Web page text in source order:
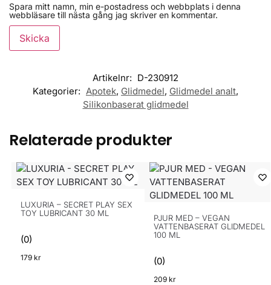
Spara mitt namn, min e-postadress och webbplats i denna
webbläsare till nästa gång jag skriver en kommentar.
Artikelnr: D-230912
Kategorier: Apotek, Glidmedel, Glidmedel analt,
Silikonbaserat glidmedel
Relaterade produkter
LUXURIA – SECRET PLAY SEX
TOY LUBRICANT 30 ML
(0)
179 kr
PJUR MED – VEGAN
VATTENBASERAT GLIDMEDEL
100 ML
(0)
209 kr